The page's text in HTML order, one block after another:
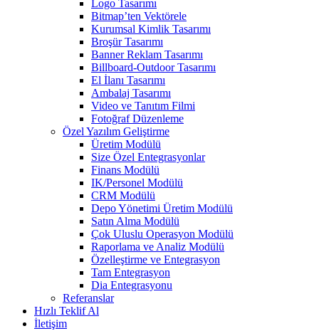
Logo Tasarımı
Bitmap’ten Vektörele
Kurumsal Kimlik Tasarımı
Broşür Tasarımı
Banner Reklam Tasarımı
Billboard-Outdoor Tasarımı
El İlanı Tasarımı
Ambalaj Tasarımı
Video ve Tanıtım Filmi
Fotoğraf Düzenleme
Özel Yazılım Geliştirme
Üretim Modülü
Size Özel Entegrasyonlar
Finans Modülü
IK/Personel Modülü
CRM Modülü
Depo Yönetimi Üretim Modülü
Satın Alma Modülü
Çok Uluslu Operasyon Modülü
Raporlama ve Analiz Modülü
Özelleştirme ve Entegrasyon
Tam Entegrasyon
Dia Entegrasyonu
Referanslar
Hızlı Teklif Al
İletişim